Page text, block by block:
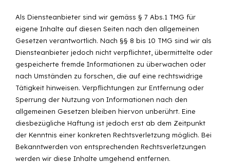
Als Diensteanbieter sind wir gemäss § 7 Abs.1 TMG für
eigene Inhalte auf diesen Seiten nach den allgemeinen
Gesetzen verantwortlich. Nach §§ 8 bis 10 TMG sind wir als
Diensteanbieter jedoch nicht verpflichtet, übermittelte oder
gespeicherte fremde Informationen zu überwachen oder
nach Umständen zu forschen, die auf eine rechtswidrige
Tätigkeit hinweisen. Verpflichtungen zur Entfernung oder
Sperrung der Nutzung von Informationen nach den
allgemeinen Gesetzen bleiben hiervon unberührt. Eine
diesbezügliche Haftung ist jedoch erst ab dem Zeitpunkt
der Kenntnis einer konkreten Rechtsverletzung möglich. Bei
Bekanntwerden von entsprechenden Rechtsverletzungen
werden wir diese Inhalte umgehend entfernen.